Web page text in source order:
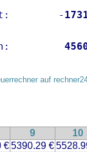
-
auf
9 10
€5390.29 €